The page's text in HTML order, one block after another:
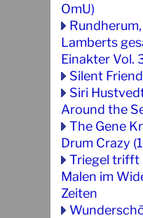
OmU)
Lamberts
Einakter Vol.
Silent Friend
Siri
Around the
The Gene
Drum Crazy
Triegel trifft
Malen im
Zeiten